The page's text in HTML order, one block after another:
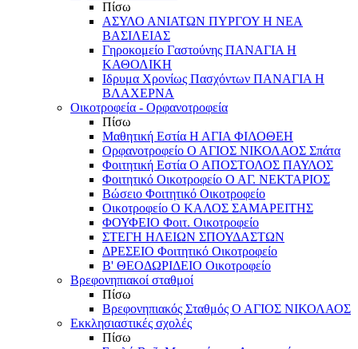
Πίσω
ΑΣΥΛΟ ΑΝΙΑΤΩΝ ΠΥΡΓΟΥ Η ΝΕΑ
ΒΑΣΙΛΕΙΑΣ
Γηροκομείο Γαστούνης ΠΑΝΑΓΙΑ Η
ΚΑΘΟΛΙΚΗ
Ιδρυμα Χρονίως Πασχόντων ΠΑΝΑΓΙΑ Η
ΒΛΑΧΕΡΝΑ
Οικοτροφεία - Ορφανοτροφεία
Πίσω
Μαθητική Εστία Η ΑΓΙΑ ΦΙΛΟΘΕΗ
Ορφανοτροφείο Ο ΑΓΙΟΣ ΝΙΚΟΛΑΟΣ Σπάτα
Φοιτητική Εστία Ο ΑΠΟΣΤΟΛΟΣ ΠΑΥΛΟΣ
Φοιτητικό Οικοτροφείο Ο ΑΓ. ΝΕΚΤΑΡΙΟΣ
Βώσειο Φοιτητικό Οικοτροφείο
Οικοτροφείο Ο ΚΑΛΟΣ ΣΑΜΑΡΕΙΤΗΣ
ΦΟΥΦΕΙΟ Φοιτ. Οικοτροφείο
ΣΤΕΓΗ ΗΛΕΙΩΝ ΣΠΟΥΔΑΣΤΩΝ
ΔΡΕΣΕΙΟ Φοιτητικό Οικοτροφείο
Β' ΘΕΟΔΩΡΙΔΕΙΟ Οικοτροφείο
Βρεφονηπιακοί σταθμοί
Πίσω
Βρεφονηπιακός Σταθμός Ο ΑΓΙΟΣ ΝΙΚΟΛΑΟΣ
Εκκλησιαστικές σχολές
Πίσω